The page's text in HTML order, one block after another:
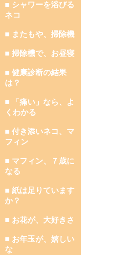
■ シャワーを浴びる
ネコ
■ またもや、掃除機
■ 掃除機で、お昼寝
■ 健康診断の結果
は？
■ 「痛い」なら、よ
くわかる
■ 付き添いネコ、マ
フィン
■ マフィン、７歳に
なる
■ 紙は足りています
か？
■ お花が、大好きさ
■ お年玉が、嬉しい
な